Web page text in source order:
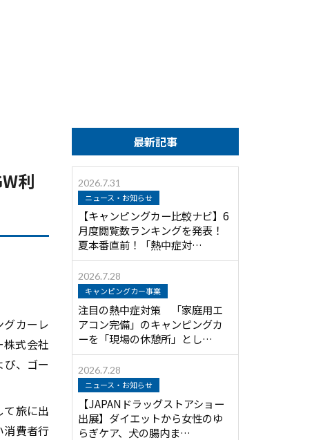
利
グカーレ
株式会社
、ゴー
て旅に出
消費者行
最新記事
2026.7.31
ニュース・お知らせ
【キャンピングカー比較ナビ】6
月度閲覧数ランキングを発表！
夏本番直前！「熱中症対…
2026.7.28
キャンピングカー事業
注目の熱中症対策 「家庭用エ
アコン完備」のキャンピングカ
ーを「現場の休憩所」とし…
2026.7.28
ニュース・お知らせ
【JAPANドラッグストアショー
出展】ダイエットから女性のゆ
らぎケア、犬の腸内ま…